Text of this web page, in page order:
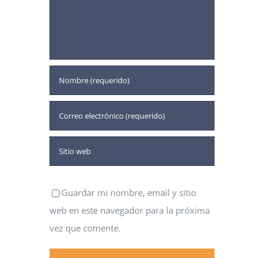
Guardar mi nombre, email y sitio
web en este navegador para la próxima
vez que comente.